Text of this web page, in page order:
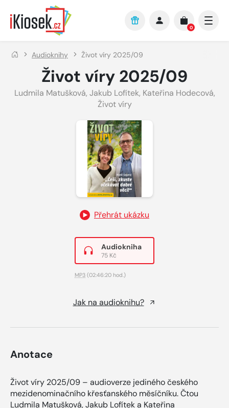
Přejít na hlavní obsah
0
Audioknihy Život víry 2025/09
Život víry 2025/09
Ludmila Matušková, Jakub Lofítek, Kateřina Hodecová,
Život víry
Přehrát ukázku
Audiokniha
75 Kč
MP3 (02:46:20 hod.)
Jak na audioknihu?
Anotace
Život víry 2025/09 – audioverze jediného českého
mezidenominačního křesťanského měsíčníku. Čtou
Ludmila Matušková, Jakub Lofítek a Kateřina